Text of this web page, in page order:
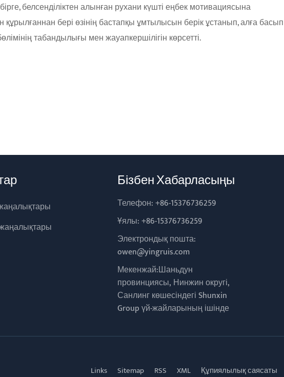
белсенділіктен алынған рухани күшті еңбек мотивациясына
бері өзінің бастапқы ұмтылысын берік ұстанып, алға басып
табандылығы мен жауапкершілігін көрсетті.
Бізбен Хабарласыңы
Телефон:+86-15376736259
Ұялы:+86-15376736259
Электрондық пошта:
owen@yingruis.com
Мекенжай:Шаньдун
провинциясы, Нинжин округі,
Санлинг көшесіндегі Shunxin
Group үй-жайларының ішінде
Links Sitemap RSS XML Құпиялылық саясаты